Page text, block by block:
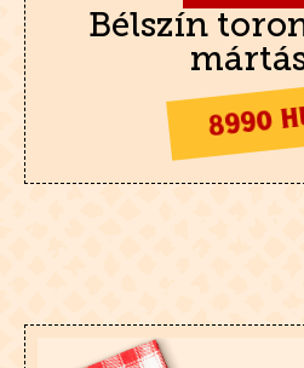
Bélszín
8990